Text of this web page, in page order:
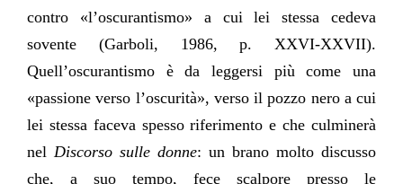
contro «l’oscurantismo» a cui lei stessa cedeva
sovente (Garboli, 1986, p. XXVI-XXVII).
Quell’oscurantismo è da leggersi più come una
«passione verso l’oscurità», verso il pozzo nero a cui
lei stessa faceva spesso riferimento e che culminerà
nel Discorso sulle donne: un brano molto discusso
che, a suo tempo, fece scalpore presso le